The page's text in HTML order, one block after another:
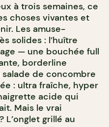
à trois semaines, ce
choses vivantes et
Les amuse-
solides : l’huître
— une bouchée full
borderline
salade de concombre
: ultra fraîche, hyper
acide qui
Mais le vrai
L’onglet grillé au